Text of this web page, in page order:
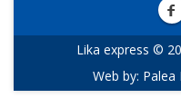
Lika express ©
Web by: Palea